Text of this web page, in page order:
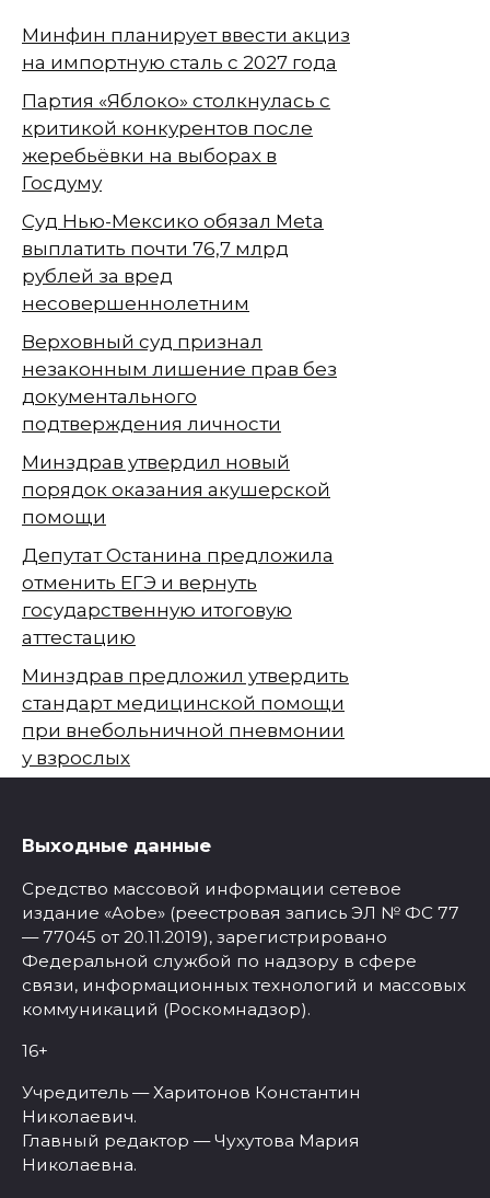
Минфин планирует ввести акциз
на импортную сталь с 2027 года
Партия «Яблоко» столкнулась с
критикой конкурентов после
жеребьёвки на выборах в
Госдуму
Суд Нью-Мексико обязал Meta
выплатить почти 76,7 млрд
рублей за вред
несовершеннолетним
Верховный суд признал
незаконным лишение прав без
документального
подтверждения личности
Минздрав утвердил новый
порядок оказания акушерской
помощи
Депутат Останина предложила
отменить ЕГЭ и вернуть
государственную итоговую
аттестацию
Минздрав предложил утвердить
стандарт медицинской помощи
при внебольничной пневмонии
у взрослых
Выходные данные
Средство массовой информации сетевое
издание «Aobe» (реестровая запись ЭЛ № ФС 77
— 77045 от 20.11.2019), зарегистрировано
Федеральной службой по надзору в сфере
связи, информационных технологий и массовых
коммуникаций (Роскомнадзор).
16+
Учредитель — Харитонов Константин
Николаевич.
Главный редактор — Чухутова Мария
Николаевна.